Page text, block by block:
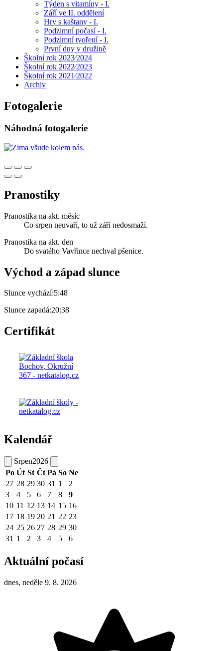
Týden s vitamíny - I.
Září ve II. oddělení
Hry s kaštany - I.
Podzimní počasí - I.
Podzimní tvoření - I.
První dny v družině
Školní rok 2023⁄2024
Školní rok 2022⁄2023
Školní rok 2021⁄2022
Archiv
Fotogalerie
Náhodná fotogalerie
Pranostiky
Pranostika na akt. měsíc
Co srpen neuvaří, to už září nedosmaží.
Pranostika na akt. den
Do svatého Vavřince nechval pšenice.
Východ a západ slunce
Slunce vychází:5:48
Slunce zapadá:20:38
Certifikát
Kalendář
Srpen2026
Po Út St Čt Pá So Ne
27 28 29 30 31 1
2
3
4 5 6 7 8
9
10 11 12 13 14 15 16
17 18 19 20 21 22 23
24 25 26 27 28 29 30
31 1 2 3 4 5 6
Aktuální počasí
dnes, neděle 9. 8. 2026